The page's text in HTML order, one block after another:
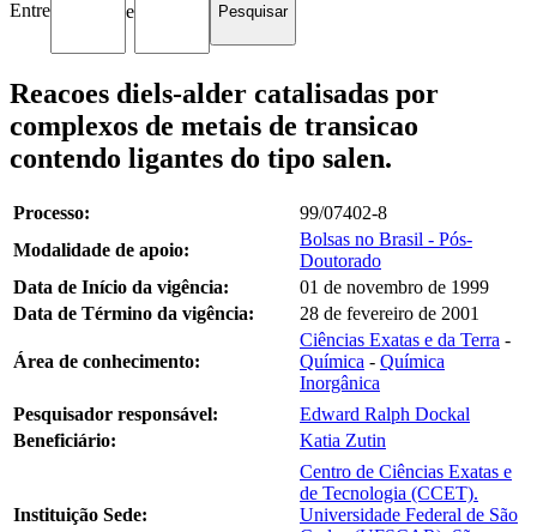
Entre e
Reacoes diels-alder catalisadas por
complexos de metais de transicao
contendo ligantes do tipo salen.
Processo:
99/07402-8
Modalidade de apoio:
Bolsas no Brasil - Pós-
Doutorado
Data de Início da vigência:
01 de novembro de 1999
Data de Término da vigência:
28 de fevereiro de 2001
Área de conhecimento:
Ciências Exatas e da Terra -
Química - Química
Inorgânica
Pesquisador responsável:
Edward Ralph Dockal
Beneficiário:
Katia Zutin
Instituição Sede:
Centro de Ciências Exatas e
de Tecnologia (CCET).
Universidade Federal de São